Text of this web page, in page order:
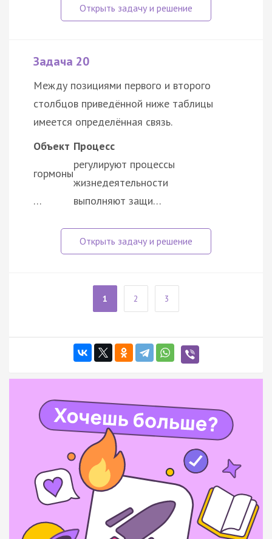
Задача 20
Между позициями первого и второго
столбцов приведённой ниже таблицы
имеется определённая связь.
Объект Процесс
гормоны
регулируют процессы
жизнедеятельности
…
выполняют защи…
1 2 3